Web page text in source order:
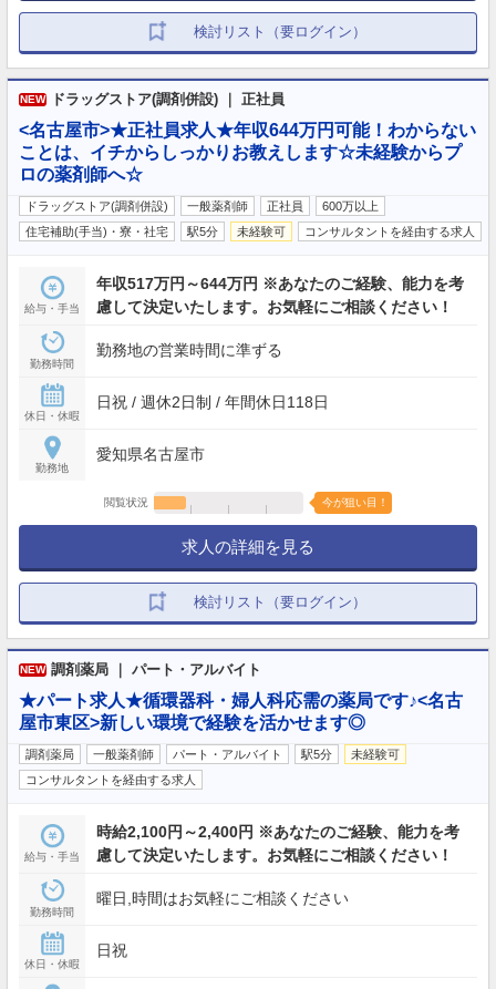
検討リスト（要ログイン）
NEW ドラッグストア(調剤併設) ｜ 正社員
<名古屋市>★正社員求人★年収644万円可能！わからない
ことは、イチからしっかりお教えします☆未経験からプ
ロの薬剤師へ☆
ドラッグストア(調剤併設) 一般薬剤師 正社員
600万以上
住宅補助(手当)・寮・社宅
駅5分 未経験可 コンサルタントを経由する求人
給与・手当
年収517万円～644万円 ※あなたのご経験、能力を考
慮して決定いたします。お気軽にご相談ください！
勤務時間
勤務地の営業時間に準ずる
休日・休暇
日祝 / 週休2日制 / 年間休日118日
勤務地
愛知県名古屋市
閲覧状況 今が狙い目！
求人の詳細を見る
検討リスト（要ログイン）
NEW 調剤薬局 ｜ パート・アルバイト
★パート求人★循環器科・婦人科応需の薬局です♪<名古
屋市東区>新しい環境で経験を活かせます◎
調剤薬局 一般薬剤師 パート・アルバイト 駅5分
未経験可
コンサルタントを経由する求人
給与・手当
時給2,100円～2,400円 ※あなたのご経験、能力を考
慮して決定いたします。お気軽にご相談ください！
勤務時間
曜日,時間はお気軽にご相談ください
休日・休暇
日祝